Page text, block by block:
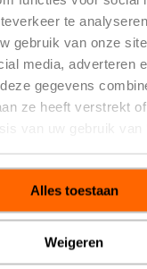
te
gebruik van onze
media, adverteren
gegevens
ze heeft verstrekt
van uw gebruik van
Alles toestaan
Weigeren
via REACH-
33 over SVHC (Zeer
REACH
KB)